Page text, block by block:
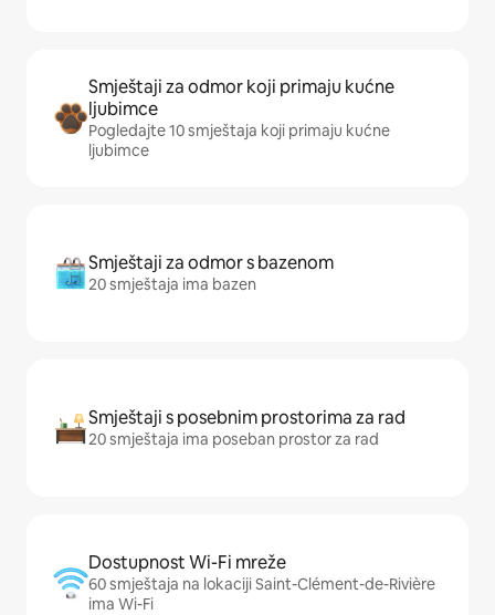
Smještaji za odmor koji primaju kućne
ljubimce
Pogledajte 10 smještaja koji primaju kućne
ljubimce
Smještaji za odmor s bazenom
20 smještaja ima bazen
Smještaji s posebnim prostorima za rad
20 smještaja ima poseban prostor za rad
Dostupnost Wi-Fi mreže
60 smještaja na lokaciji Saint-Clément-de-Rivière
ima Wi-Fi